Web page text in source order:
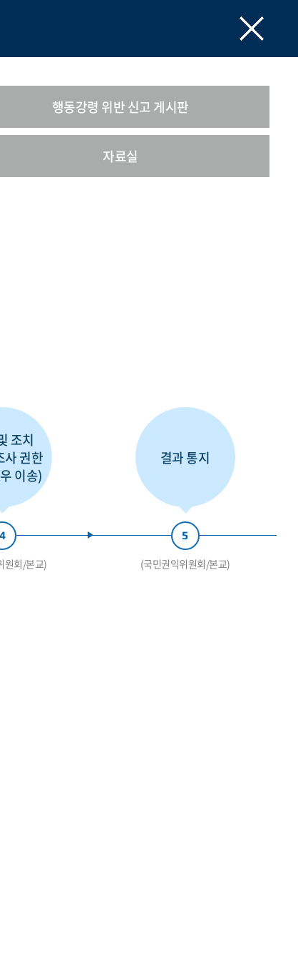
행동강령 위반 신고 게시판
자료실
조치
사 권한
이송)
4
원회/본교)
결과 통지
5
(국민권익위원회/본교)